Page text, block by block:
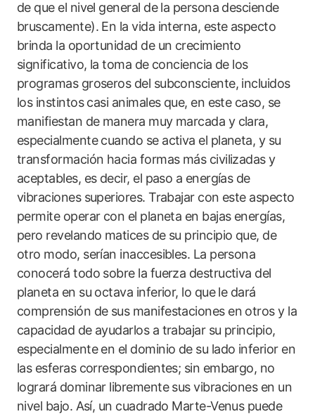
de que el nivel general de la persona desciende
bruscamente). En la vida interna, este aspecto
brinda la oportunidad de un crecimiento
significativo, la toma de conciencia de los
programas groseros del subconsciente, incluidos
los instintos casi animales que, en este caso, se
manifiestan de manera muy marcada y clara,
especialmente cuando se activa el planeta, y su
transformación hacia formas más civilizadas y
aceptables, es decir, el paso a energías de
vibraciones superiores. Trabajar con este aspecto
permite operar con el planeta en bajas energías,
pero revelando matices de su principio que, de
otro modo, serían inaccesibles. La persona
conocerá todo sobre la fuerza destructiva del
planeta en su octava inferior, lo que le dará
comprensión de sus manifestaciones en otros y la
capacidad de ayudarlos a trabajar su principio,
especialmente en el dominio de su lado inferior en
las esferas correspondientes; sin embargo, no
logrará dominar libremente sus vibraciones en un
nivel bajo. Así, un cuadrado Marte-Venus puede